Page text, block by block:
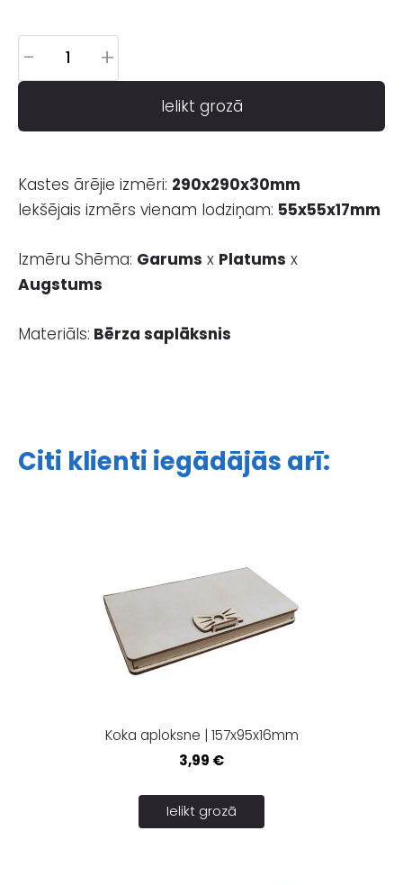
- +
Ielikt grozā
Kastes ārējie izmēri: 290x290x30mm
Iekšējais izmērs vienam lodziņam: 55x55x17mm
Izmēru Shēma: Garums x Platums x
Augstums
Materiāls: Bērza saplāksnis
Citi klienti iegādājās arī:
Koka aploksne | 157x95x16mm
3,99 €
Ielikt grozā